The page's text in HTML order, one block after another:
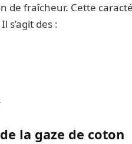
de fraîcheur. Cette
s’agit des :
la gaze de coton